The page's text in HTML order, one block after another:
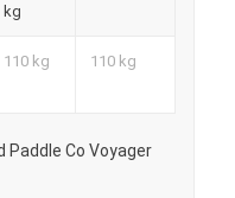
kg
110 kg 110 kg
Co Voyager